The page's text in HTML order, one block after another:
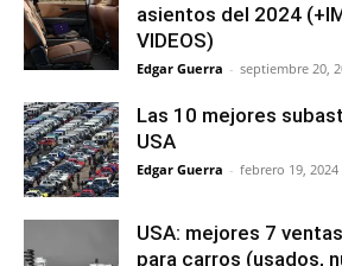
asientos del 2024
VIDEOS)
Edgar Guerra - septiembre 20,
Las 10 mejores
USA
Edgar Guerra - febrero 19, 2024
USA: mejores 7
para carros (usados,